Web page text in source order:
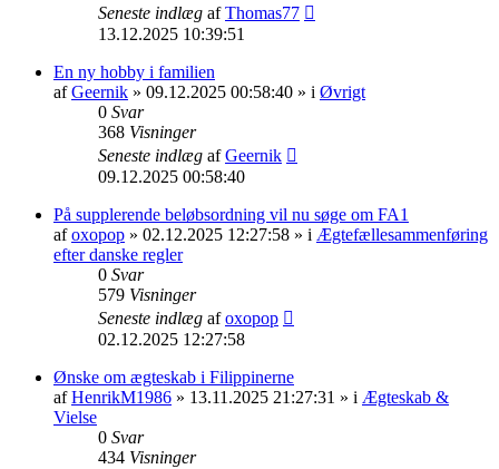
Seneste indlæg afThomas77
13.12.2025 10:39:51
En ny hobby i familien
afGeernik » 09.12.2025 00:58:40 » i Øvrigt
0 Svar
368 Visninger
Seneste indlæg afGeernik
09.12.2025 00:58:40
På supplerende beløbsordning vil nu søge om FA1
afoxopop » 02.12.2025 12:27:58 » i Ægtefællesammenføring
efter danske regler
0 Svar
579 Visninger
Seneste indlæg afoxopop
02.12.2025 12:27:58
Ønske om ægteskab i Filippinerne
afHenrikM1986 » 13.11.2025 21:27:31 » i Ægteskab &
Vielse
0 Svar
434 Visninger